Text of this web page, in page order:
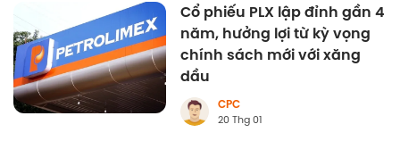
Cổ phiếu PLX lập đỉnh gần 4
năm, hưởng lợi từ kỳ vọng
chính sách mới với xăng
dầu
CPC
20 Thg 01